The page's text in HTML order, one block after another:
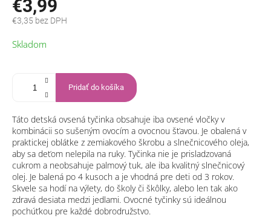
€3,99
€3,35 bez DPH
cena:
Skladom
Pridať do košíka
Táto detská ovsená tyčinka obsahuje iba ovsené vločky v
kombinácii so sušeným ovocím a ovocnou šťavou. Je obalená v
praktickej oblátke z zemiakového škrobu a slnečnicového oleja,
aby sa deťom nelepila na ruky. Tyčinka nie je prisladzovaná
cukrom a neobsahuje palmový tuk, ale iba kvalitný slnečnicový
olej. Je balená po 4 kusoch a je vhodná pre deti od 3 rokov.
Skvele sa hodí na výlety, do školy či škôlky, alebo len tak ako
zdravá desiata medzi jedlami. Ovocné tyčinky sú ideálnou
pochúťkou pre každé dobrodružstvo.